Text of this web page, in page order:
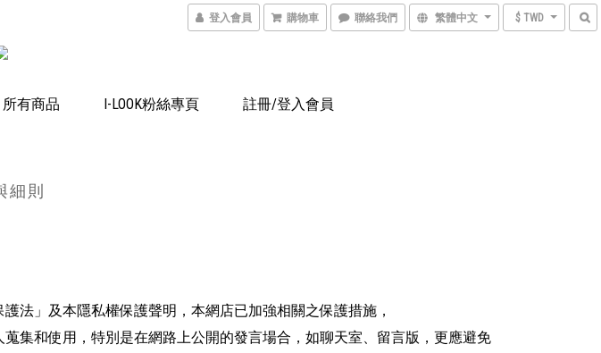
登入會員 購物車 聯絡我們 繁體中文 $ TWD
所有商品 I-LOOK粉絲專頁 註冊/登入會員
細則
法」及本隱私權保護聲明，本網店已加強相關之保護措施，
集和使用，特別是在網路上公開的發言場合，如聊天室、留言版，更應避免